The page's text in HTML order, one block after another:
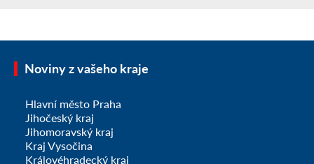
Noviny z vašeho kraje
Hlavní město Praha
Jihočeský kraj
Jihomoravský kraj
Kraj Vysočina
Královéhradecký kraj